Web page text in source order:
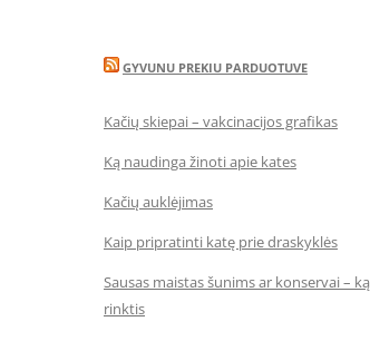
GYVUNU PREKIU PARDUOTUVE
Kačių skiepai – vakcinacijos grafikas
Ką naudinga žinoti apie kates
Kačių auklėjimas
Kaip pripratinti katę prie draskyklės
Sausas maistas šunims ar konservai – ką
rinktis